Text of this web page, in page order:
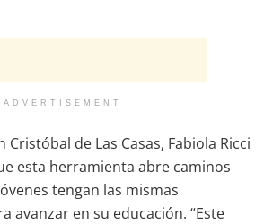
ADVERTISEMENT
Cristóbal de Las Casas, Fabiola Ricci
esta herramienta abre caminos
tengan las mismas
avanzar en su educación. “Este